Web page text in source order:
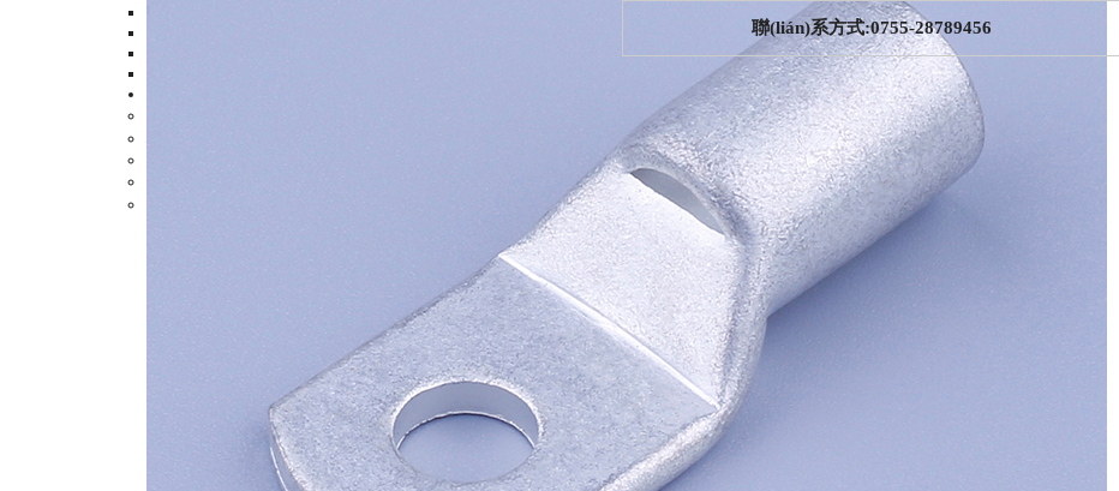
聯(lián)系方式:0755-28789456